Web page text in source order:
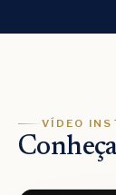
VÍDEO